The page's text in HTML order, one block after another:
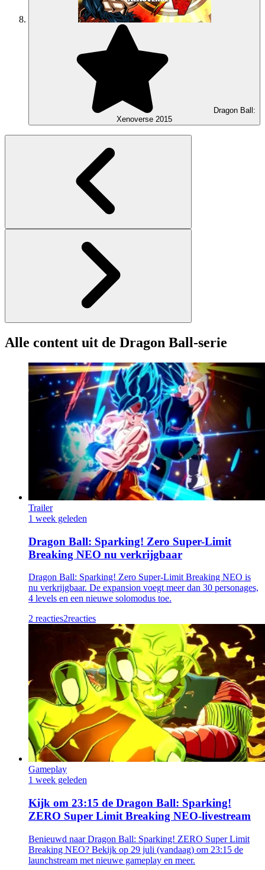
Xenoverse 2015
Alle content uit de Dragon Ball-serie
Trailer
1 week geleden
Dragon Ball: Sparking! Zero Super-Limit
Breaking NEO nu verkrijgbaar
Dragon Ball: Sparking! Zero Super-Limit Breaking NEO is
nu verkrijgbaar. De expansion voegt meer dan 30 personages,
4 levels en een nieuwe solomodus toe.
2 reacties2reacties
Gameplay
1 week geleden
Kijk om 23:15 de Dragon Ball: Sparking!
ZERO Super Limit Breaking NEO-livestream
Benieuwd naar Dragon Ball: Sparking! ZERO Super Limit
Breaking NEO? Bekijk op 29 juli (vandaag) om 23:15 de
launchstream met nieuwe gameplay en meer.